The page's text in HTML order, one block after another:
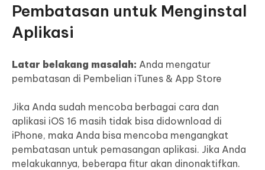
Pembatasan untuk Menginstal
Aplikasi
Latar belakang masalah: Anda mengatur
pembatasan di Pembelian iTunes & App Store
Jika Anda sudah mencoba berbagai cara dan
aplikasi iOS 16 masih tidak bisa didownload di
iPhone, maka Anda bisa mencoba mengangkat
pembatasan untuk pemasangan aplikasi. Jika Anda
melakukannya, beberapa fitur akan dinonaktifkan.